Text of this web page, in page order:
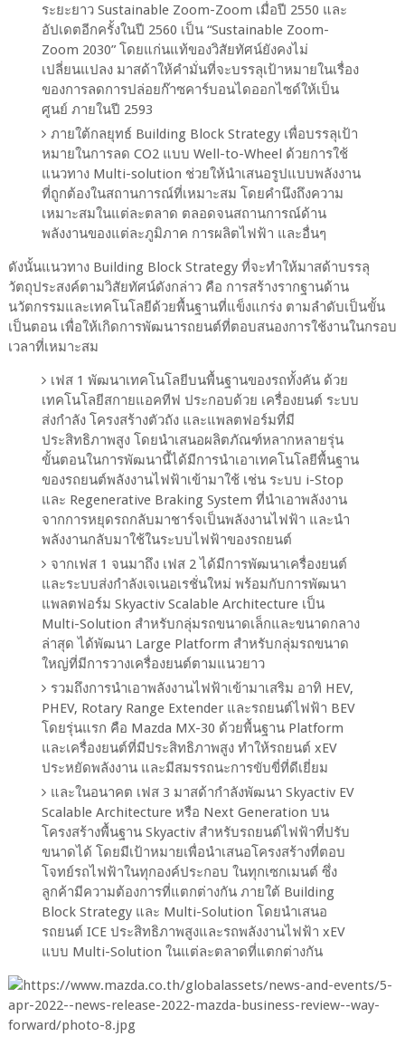
ระยะยาว Sustainable Zoom-Zoom เมื่อปี 2550 และ
อัปเดตอีกครั้งในปี 2560 เป็น “Sustainable Zoom-
Zoom 2030” โดยแก่นแท้ของวิสัยทัศน์ยังคงไม่
เปลี่ยนแปลง มาสด้าให้คำมั่นที่จะบรรลุเป้าหมายในเรื่อง
ของการลดการปล่อยก๊าซคาร์บอนไดออกไซด์ให้เป็น
ศูนย์ ภายในปี 2593
ภายใต้กลยุทธ์ Building Block Strategy เพื่อบรรลุเป้า
หมายในการลด CO2 แบบ Well-to-Wheel ด้วยการใช้
แนวทาง Multi-solution ช่วยให้นำเสนอรูปแบบพลังงาน
ที่ถูกต้องในสถานการณ์ที่เหมาะสม โดยคำนึงถึงความ
เหมาะสมในแต่ละตลาด ตลอดจนสถานการณ์ด้าน
พลังงานของแต่ละภูมิภาค การผลิตไฟฟ้า และอื่นๆ
ดังนั้นแนวทาง Building Block Strategy ที่จะทำให้มาสด้าบรรลุ
วัตถุประสงค์ตามวิสัยทัศน์ดังกล่าว คือ การสร้างรากฐานด้าน
นวัตกรรมและเทคโนโลยีด้วยพื้นฐานที่แข็งแกร่ง ตามลำดับเป็นขั้น
เป็นตอน เพื่อให้เกิดการพัฒนารถยนต์ที่ตอบสนองการใช้งานในกรอบ
เวลาที่เหมาะสม
เฟส 1 พัฒนาเทคโนโลยีบนพื้นฐานของรถทั้งคัน ด้วย
เทคโนโลยีสกายแอคทีฟ ประกอบด้วย เครื่องยนต์ ระบบ
ส่งกำลัง โครงสร้างตัวถัง และแพลตฟอร์มที่มี
ประสิทธิภาพสูง โดยนำเสนอผลิตภัณฑ์หลากหลายรุ่น
ขั้นตอนในการพัฒนานี้ได้มีการนำเอาเทคโนโลยีพื้นฐาน
ของรถยนต์พลังงานไฟฟ้าเข้ามาใช้ เช่น ระบบ i-Stop
และ Regenerative Braking System ที่นำเอาพลังงาน
จากการหยุดรถกลับมาชาร์จเป็นพลังงานไฟฟ้า และนำ
พลังงานกลับมาใช้ในระบบไฟฟ้าของรถยนต์
จากเฟส 1 จนมาถึง เฟส 2 ได้มีการพัฒนาเครื่องยนต์
และระบบส่งกำลังเจเนอเรชั่นใหม่ พร้อมกับการพัฒนา
แพลตฟอร์ม Skyactiv Scalable Architecture เป็น
Multi-Solution สำหรับกลุ่มรถขนาดเล็กและขนาดกลาง
ล่าสุด ได้พัฒนา Large Platform สำหรับกลุ่มรถขนาด
ใหญ่ที่มีการวางเครื่องยนต์ตามแนวยาว
รวมถึงการนำเอาพลังงานไฟฟ้าเข้ามาเสริม อาทิ HEV, ​
PHEV, Rotary Range Extender และรถยนต์ไฟฟ้า BEV
โดยรุ่นแรก คือ Mazda MX-30 ด้วยพื้นฐาน Platform
และเครื่องยนต์ที่มีประสิทธิภาพสูง ทำให้รถยนต์ xEV
ประหยัดพลังงาน และมีสมรรถนะการขับขี่ที่ดีเยี่ยม
และในอนาคต เฟส 3 มาสด้ากำลังพัฒนา Skyactiv EV
Scalable Architecture หรือ Next Generation บน
โครงสร้างพื้นฐาน Skyactiv สำหรับรถยนต์ไฟฟ้าที่ปรับ
ขนาดได้ โดยมีเป้าหมายเพื่อนำเสนอโครงสร้างที่ตอบ
โจทย์รถไฟฟ้าในทุกองค์ประกอบ ในทุกเซกเมนต์ ซึ่ง
ลูกค้ามีความต้องการที่แตกต่างกัน ภายใต้ Building
Block Strategy และ Multi-Solution โดยนำเสนอ
รถยนต์ ICE ประสิทธิภาพสูงและรถพลังงานไฟฟ้า xEV
แบบ Multi-Solution ในแต่ละตลาดที่แตกต่างกัน